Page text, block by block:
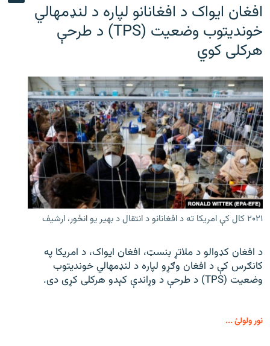
افغان ایواک د افغانانو لپاره د لنډمهالي
خوندیتوب وضعیت (TPS) د طرحې
هرکلی کوي
۲۰۲۱ کال کې امریکا ته د افغانانو د انتقال د بهیر یو انځور، ارشیف
د افغان کډوالو د ملاتړ بنسټ، افغان ایواک، د امریکا په
کانګرس کې د افغان وګړو لپاره د لنډمهالي خوندیتوب
وضعیت (TPS) د طرحې د وړاندې کېدو هرکلی کړی دی.
نور ولولئ ...